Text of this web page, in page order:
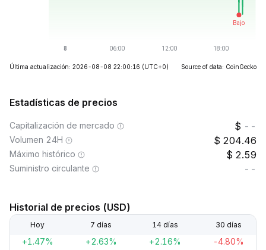
Última actualización: 2026-08-08 22:00:16 (UTC+0) Source of data: CoinGecko
Estadísticas de precios
Capitalización de mercado --
Volumen 24H 204.46
Máximo histórico 2.59
Suministro circulante --
Historial de precios (USD)
Hoy 7 días 14 días 30 días
+1.47% +2.63% +2.16% -4.80%